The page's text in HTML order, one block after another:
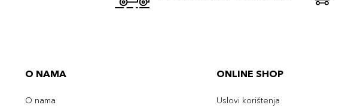
O NAMA
O nama
ONLINE SHOP
Uslovi korištenja